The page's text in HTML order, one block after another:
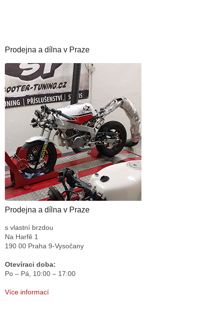
Prodejna a dílna v Praze
Prodejna a dílna v Praze
s vlastní brzdou
Na Harfě 1
190 00 Praha 9-Vysočany
Otevíraci doba:
Po – Pá, 10:00 – 17:00
Více informací